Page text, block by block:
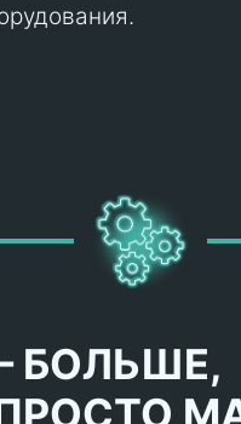
БОЛЬШЕ,